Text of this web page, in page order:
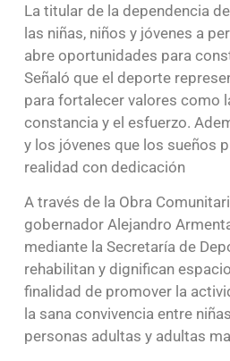
La titular de la dependencia
las niñas, niños y jóvenes a
abre oportunidades para
Señaló que el deporte
para fortalecer valores como
constancia y el esfuerzo.
y los jóvenes que los sueños
realidad con dedicación
A través de la Obra
gobernador Alejandro
mediante la Secretaría de
rehabilitan y dignifican
finalidad de promover la
la sana convivencia entre
personas adultas y adultas